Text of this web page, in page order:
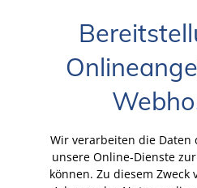
Wir verarbeiten die
unsere Online-Dienste
können. Zu diesem